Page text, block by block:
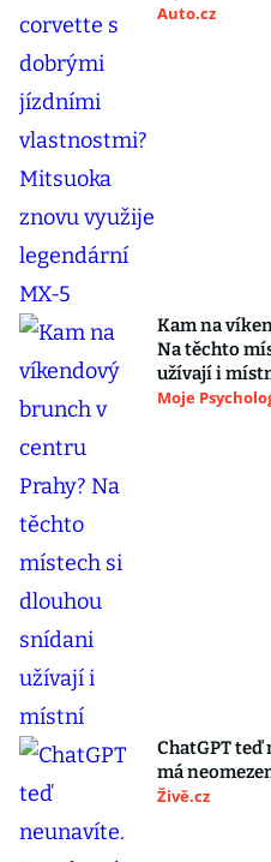
Auto.cz
Kam na
Na těchto
užívají i
Moje
ChatGPT teď
má
Živě.cz